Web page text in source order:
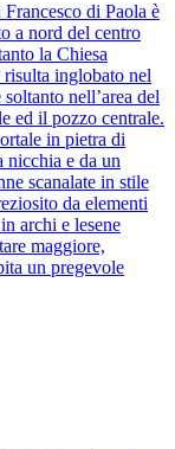
di Paola è
a nord del centro
la Chiesa
inglobato nel
nell’area del
ed il pozzo centrale.
in pietra di
nicchia e da un
scanalate in stile
da elementi
archi e lesene
maggiore,
un pregevole